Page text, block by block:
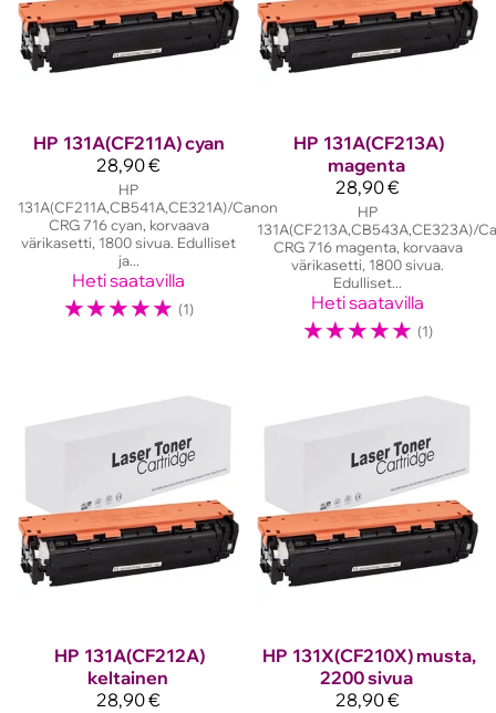
HP 131A(CF211A) cyan
28,90 €
HP
131A(CF211A,CB541A,CE321A)/Canon
CRG 716 cyan, korvaava
värikasetti, 1800 sivua. Edulliset
ja...
Heti saatavilla
☆☆☆☆☆ (1)
HP 131A(CF213A)
magenta
28,90 €
HP
131A(CF213A,CB543A,CE323A)/
CRG 716 magenta, korvaava
värikasetti, 1800 sivua.
Edulliset...
Heti saatavilla
☆☆☆☆☆ (1)
HP 131A(CF212A)
keltainen
28,90 €
HP 131X(CF210X) musta,
2200 sivua
28,90 €